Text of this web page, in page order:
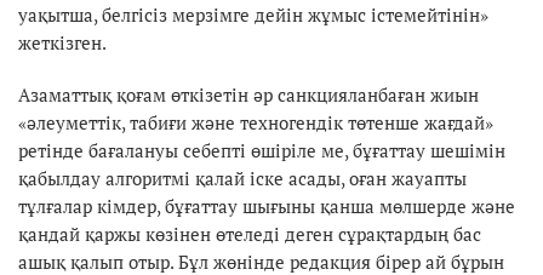
уақытша, белгісіз мерзімге дейін жұмыс істемейтінін»
жеткізген.
Азаматтық қоғам өткізетін әр санкцияланбаған жиын
«әлеуметтік, табиғи және техногендік төтенше жағдай»
ретінде бағалануы себепті өшіріле ме, бұғаттау шешімін
қабылдау алгоритмі қалай іске асады, оған жауапты
тұлғалар кімдер, бұғаттау шығыны қанша мөлшерде және
қандай қаржы көзінен өтеледі деген сұрақтардың бас
ашық қалып отыр. Бұл жөнінде редакция бірер ай бұрын